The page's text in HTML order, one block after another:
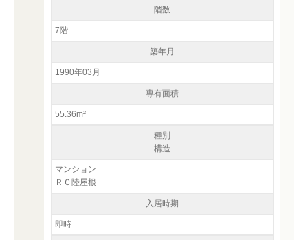
階数
7階
築年月
1990年03月
専有面積
55.36m²
種別
構造
マンション
ＲＣ陸屋根
入居時期
即時